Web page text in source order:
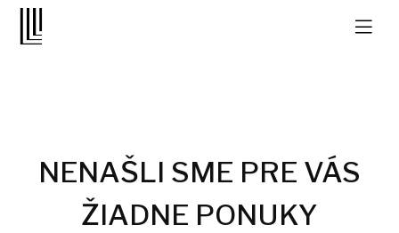
NENAŠLI SME PRE VÁS
ŽIADNE PONUKY